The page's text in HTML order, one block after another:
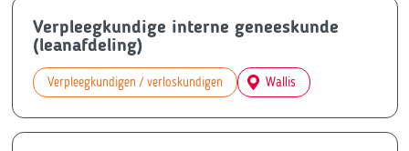
Verpleegkundige interne geneeskunde
(leanafdeling)
Verpleegkundigen / verloskundigen Wallis